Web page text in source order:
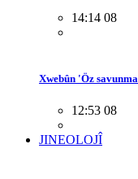
14:14 08
Xwebûn 'Öz
12:53 08
JINEOLOJÎ